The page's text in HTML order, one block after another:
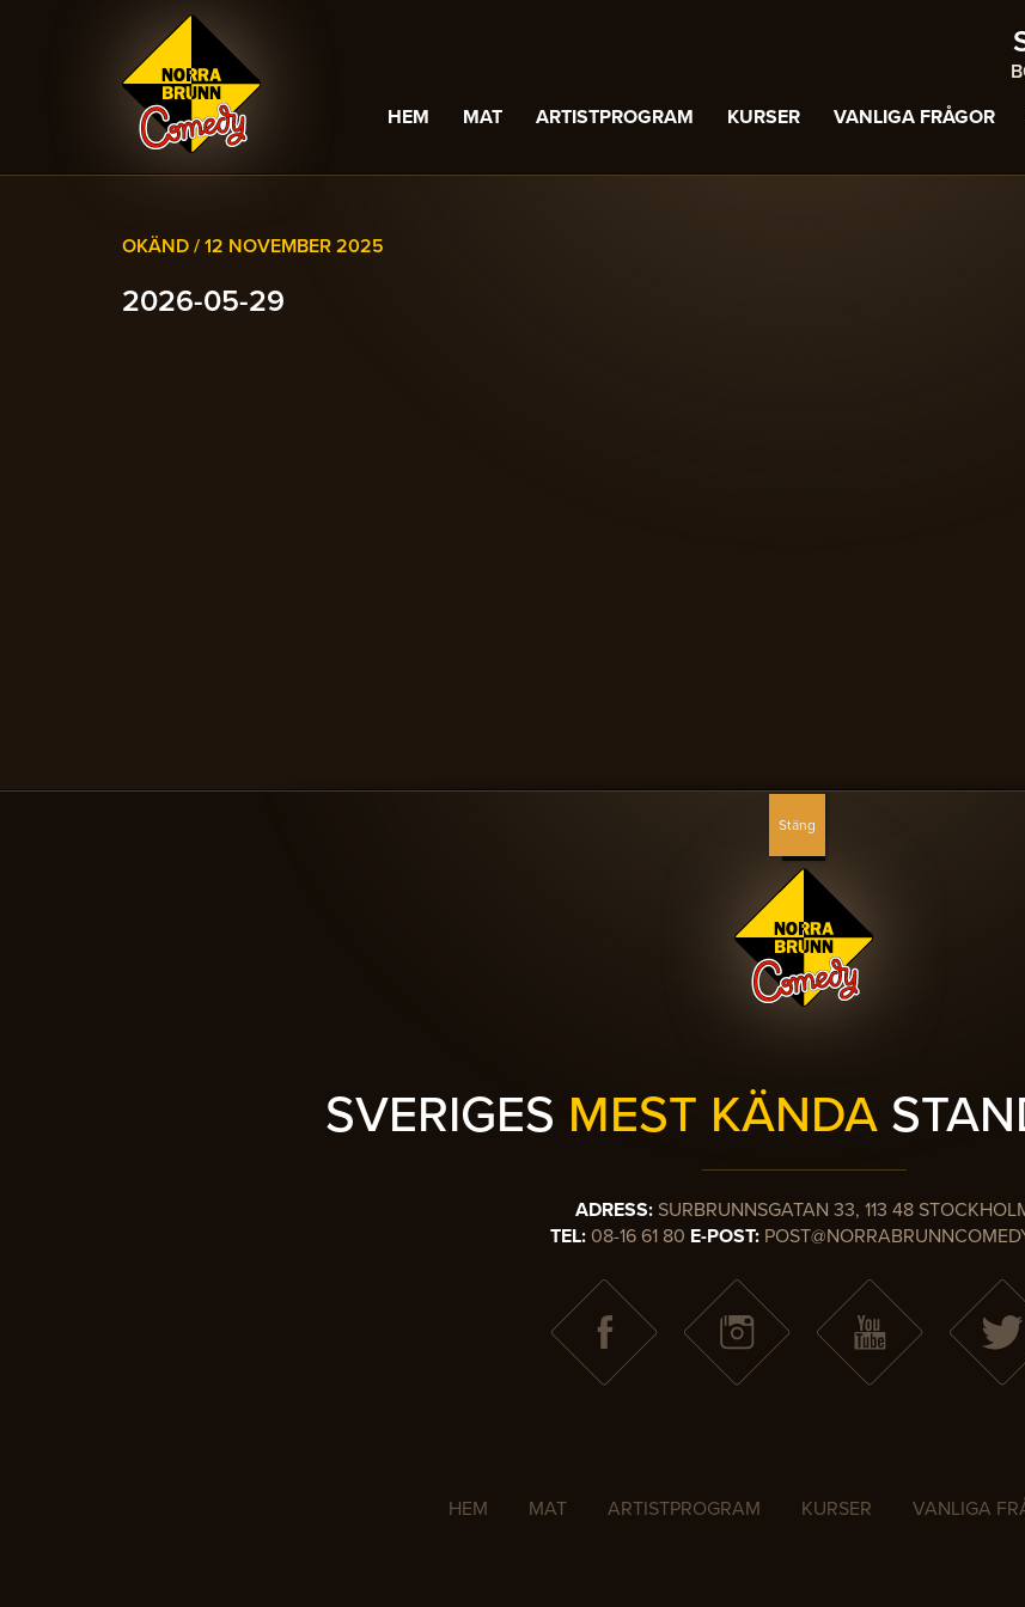
HEM
MAT ARTISTPROGRAM KURSER VANLIGA FRÅGOR
OKÄND / 12 NOVEMBER 2025
2026-05-29
SVERIGES MEST KÄNDA
ADRESS: SURBRUNNSGATAN 33, 113 48
TEL: 08-16 61 80 E-POST:
HEM MAT ARTISTPROGRAM KURSER VANLIGA